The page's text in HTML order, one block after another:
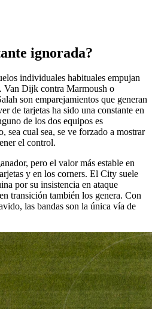
ignorada?
individuales habituales empujan
Van Dijk contra Marmoush o
son emparejamientos que generan
de tarjetas ha sido una constante en
de los dos equipos es
sea cual sea, se ve forzado a mostrar
el control.
pero el valor más estable en
y en los corners. El City suele
por su insistencia en ataque
transición también los genera. Con
las bandas son la única vía de